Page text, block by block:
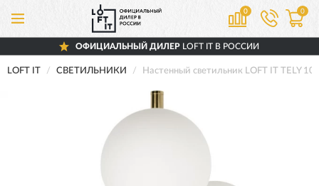
0 0
ОФИЦИАЛЬНЫЙ ДИЛЕРLOFT IT В РОССИИ
LOFT IT СВЕТИЛЬНИКИ Настенный светильник LOFT IT TELY